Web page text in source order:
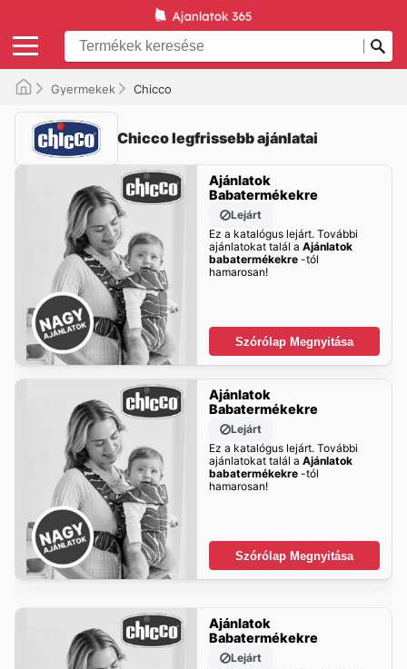
Gyermekek Chicco
Chicco legfrissebb ajánlatai
Ajánlatok
Babatermékekre
Lejárt
Ez a katalógus lejárt. További
ajánlatokat talál a Ajánlatok
babatermékekre-tól
hamarosan!
Szórólap Megnyitása
Ajánlatok
Babatermékekre
Lejárt
Ez a katalógus lejárt. További
ajánlatokat talál a Ajánlatok
babatermékekre-tól
hamarosan!
Szórólap Megnyitása
Ajánlatok
Babatermékekre
Lejárt